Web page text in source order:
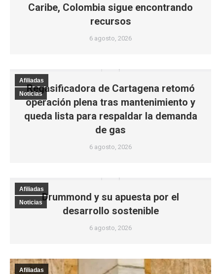
Caribe, Colombia sigue encontrando
recursos
6 agosto, 2026
Afiliadas
Noticias
Regasificadora de Cartagena retomó
operación plena tras mantenimiento y
queda lista para respaldar la demanda
de gas
6 agosto, 2026
Afiliadas
NoticiasDrummond y su apuesta por el
desarrollo sostenible
6 agosto, 2026
Afiliadas